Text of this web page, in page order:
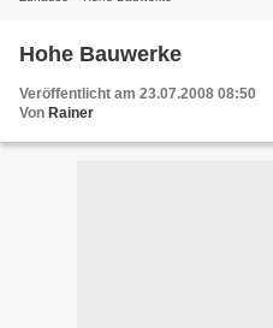
Hohe Bauwerke
Veröffentlicht am 23.07.2008 08:50
Von Rainer